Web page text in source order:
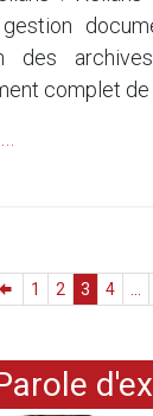
des
complet
1 2 3 4